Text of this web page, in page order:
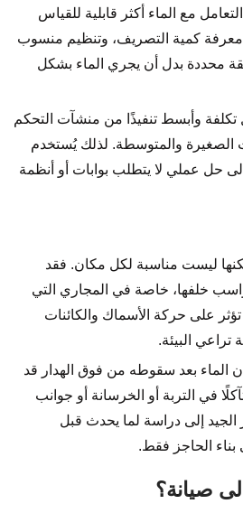
مع الماء أكثر قابلية للقياس
كمية التصريف، وتنظيم منسوب
محددة بدل أن يجري الماء بشكل
تكلفة وأبسط تنفيذًا من منشآت التحكم
الصغيرة والمتوسطة. لذلك يُستخدم
حل عملي لا يتطلب بوابات أو أنظمة
ليست مناسبة لكل مكان. فقد
خلفها، خاصة في المجاري التي
على حركة الأسماك والكائنات
تراعي البيئة.
الماء بعد سقوطه من فوق الهدار قد
في التربة أو الخرسانة أو جوانب
الجيد إلى دراسة لما يحدث قبل
بناء الحاجز فقط.
صيانة؟